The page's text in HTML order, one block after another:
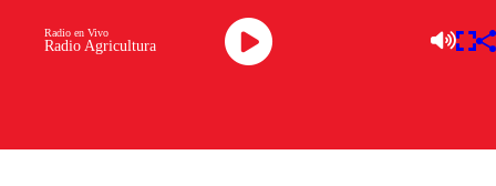
Radio Agricultura
Radio en Vivo
Descarga la APP